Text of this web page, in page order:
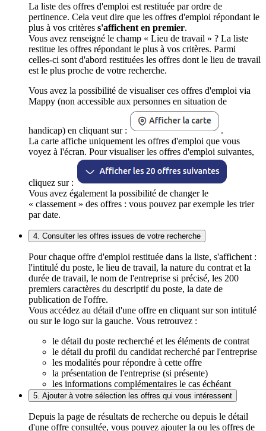
La liste des offres d'emploi est restituée par ordre de
pertinence. Cela veut dire que les offres d'emploi répondant le
plus à vos critères s'affichent en premier.
Vous avez renseigné le champ « Lieu de travail » ? La liste
restitue les offres répondant le plus à vos critères. Parmi
celles-ci sont d'abord restituées les offres dont le lieu de travail
est le plus proche de votre recherche.
Vous avez la possibilité de visualiser ces offres d'emploi via
Mappy (non accessible aux personnes en situation de
handicap) en cliquant sur :
.
La carte affiche uniquement les offres d'emploi que vous
voyez à l'écran. Pour visualiser les offres d'emploi suivantes,
cliquez sur :
Vous avez également la possibilité de changer le
« classement » des offres : vous pouvez par exemple les trier
par date.
4. Consulter les offres issues de votre recherche
Pour chaque offre d'emploi restituée dans la liste, s'affichent :
l'intitulé du poste, le lieu de travail, la nature du contrat et la
durée de travail, le nom de l'entreprise si précisé, les 200
premiers caractères du descriptif du poste, la date de
publication de l'offre.
Vous accédez au détail d'une offre en cliquant sur son intitulé
ou sur le logo sur la gauche. Vous retrouvez :
le détail du poste recherché et les éléments de contrat
le détail du profil du candidat recherché par l'entreprise
les modalités pour répondre à cette offre
la présentation de l'entreprise (si présente)
les informations complémentaires le cas échéant
5. Ajouter à votre sélection les offres qui vous intéressent
Depuis la page de résultats de recherche ou depuis le détail
d'une offre consultée, vous pouvez ajouter la ou les offres de